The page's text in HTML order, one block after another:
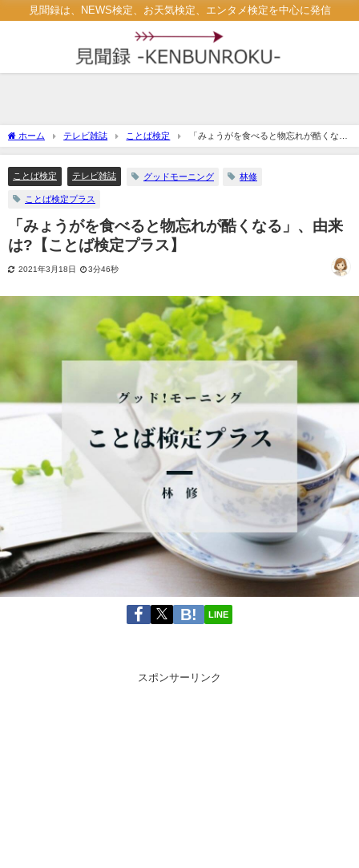
見聞録は、NEWS検定、お天気検定、エンタメ検定を中心に発信
ホーム テレビ雑誌 ことば検定
「みょうがを食べると物忘れが酷くな
る」、由来は?【ことば検定プラス】
ことば検定 テレビ雑誌 グッドモーニング 林修
ことば検定プラス
「みょうがを食べると物忘れが酷くなる」、由来
は?【ことば検定プラス】
2021年3月18日 3分46秒
LINE
スポンサーリンク